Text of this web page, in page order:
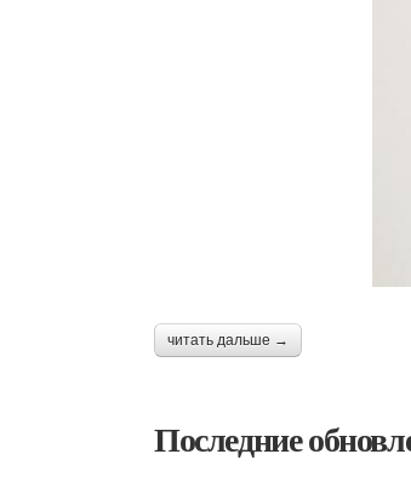
читать дальше →
Последние